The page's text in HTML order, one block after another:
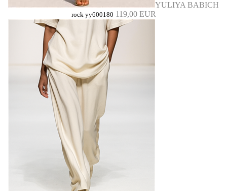
YULIYA BABICH
rock yy600180 119,00 EUR